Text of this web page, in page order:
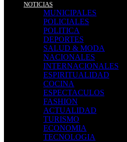
NOTICIAS
MUNICIPALES
POLICIALES
POLITICA
DEPORTES
SALUD & MODA
NACIONALES
INTERNACIONALES
ESPIRITUALIDAD
COCINA
ESPECTACULOS
FASHION
ACTUALIDAD
TURISMO
ECONOMIA
TECNOLOGIA